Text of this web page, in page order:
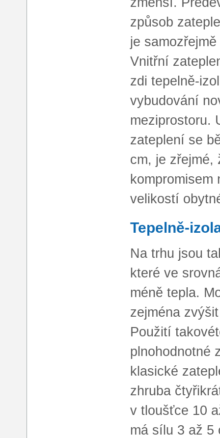
způsob
je
Vnitřní
zdi tepelně-
vybudování
meziprostoru.
zateplení se
cm, je zřejmé,
kompromisem
velikostí
Tepelně-
Na trhu jsou
které ve
méně tepla.
zejména
Použití
plnohodnotné
klasické
zhruba
v tloušťce 10
má sílu 3 až 5